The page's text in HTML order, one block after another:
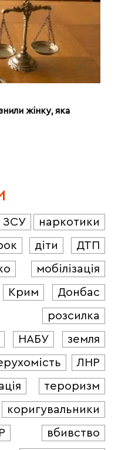
жінку, яка
ЗСУ
наркотики
діти
ДТП
мобілізація
Крим
Донбас
розсилка
НАБУ
земля
ЛНР
тероризм
коригувальники
вбивство